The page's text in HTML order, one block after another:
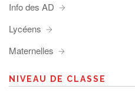
Info des AD
Lycéens
Maternelles
NIVEAU DE CLASSE